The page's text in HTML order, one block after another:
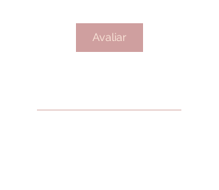
Avaliar